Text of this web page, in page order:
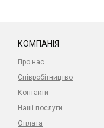
КОМПАНІЯ
Про нас
Співробітництво
Контакти
Наші послуги
Оплата